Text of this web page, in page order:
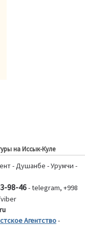
на Иссык-Куле
- Душанбе - Урумчи -
98-46- telegram, +998
Агентство-